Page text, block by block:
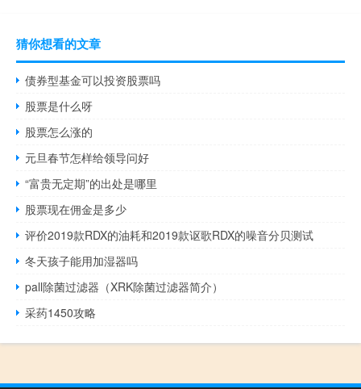
猜你想看的文章
债券型基金可以投资股票吗
股票是什么呀
股票怎么涨的
元旦春节怎样给领导问好
“富贵无定期”的出处是哪里
股票现在佣金是多少
评价2019款RDX的油耗和2019款讴歌RDX的噪音分贝测试
冬天孩子能用加湿器吗
pall除菌过滤器（XRK除菌过滤器简介）
采药1450攻略